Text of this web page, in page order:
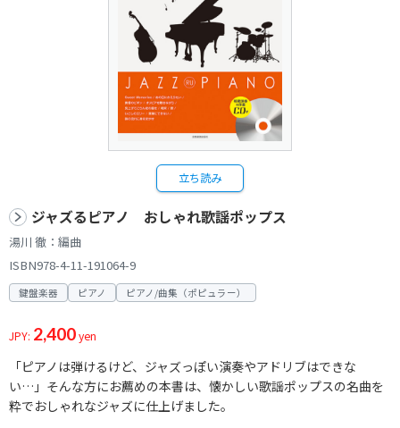
立ち読み
ジャズるピアノ おしゃれ歌謡ポップス
湯川 徹：編曲
ISBN978-4-11-191064-9
鍵盤楽器 ピアノ ピアノ/曲集（ポピュラー）
JPY: 2,400yen
「ピアノは弾けるけど、ジャズっぽい演奏やアドリブはできな
い…」そんな方にお薦めの本書は、懐かしい歌謡ポップスの名曲を
粋でおしゃれなジャズに仕上げました。